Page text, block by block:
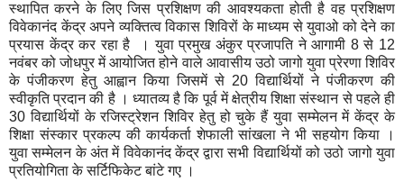
स्थापित करने के लिए जिस प्रशिक्षण की आवश्यकता होती है वह प्रशिक्षण
विवेकानंद केंद्र अपने व्यक्तित्व विकास शिविरों के माध्यम से युवाओ को देने का
प्रयास केंद्र कर रहा है । युवा प्रमुख अंकुर प्रजापति ने आगामी 8 से 12
नवंबर को जोधपुर में आयोजित होने वाले आवासीय उठो जागो युवा प्रेरणा शिविर
के पंजीकरण हेतु आह्वान किया जिसमें से 20 विद्यार्थियों ने पंजीकरण की
स्वीकृति प्रदान की है । ध्यातव्य है कि पूर्व में क्षेत्रीय शिक्षा संस्थान से पहले ही
30 विद्यार्थियों के रजिस्ट्रेशन शिविर हेतु हो चुके हैं युवा सम्मेलन में केंद्र के
शिक्षा संस्कार प्रकल्प की कार्यकर्ता शेफाली सांखला ने भी सहयोग किया ।
युवा सम्मेलन के अंत में विवेकानंद केंद्र द्वारा सभी विद्यार्थियों को उठो जागो युवा
प्रतियोगिता के सर्टिफिकेट बांटे गए ।